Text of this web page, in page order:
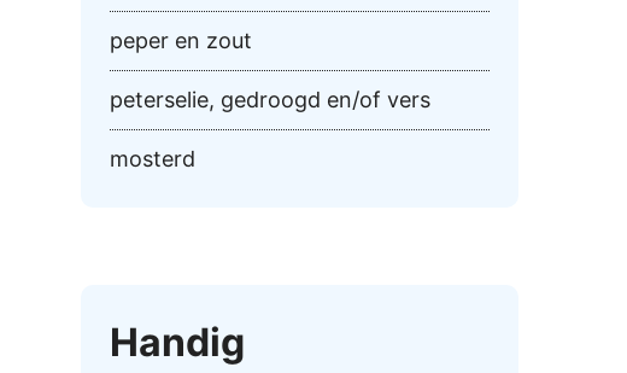
peper en zout
peterselie, gedroogd en/of vers
mosterd
Handig